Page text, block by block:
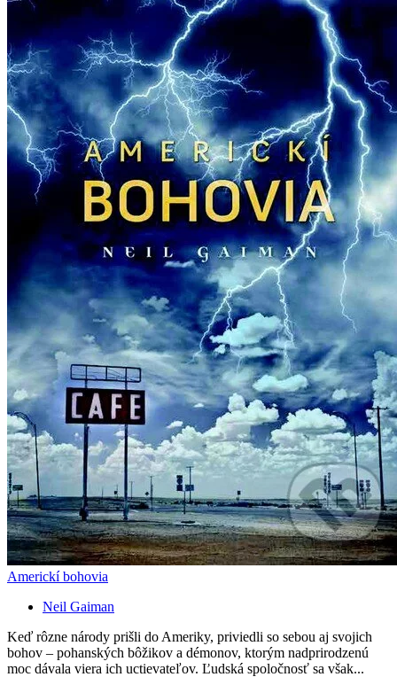
Americkí bohovia
Neil Gaiman
Keď rôzne národy prišli do Ameriky, priviedli so sebou aj svojich
bohov – pohanských bôžikov a démonov, ktorým nadprirodzenú
moc dávala viera ich uctievateľov. Ľudská spoločnosť sa však...